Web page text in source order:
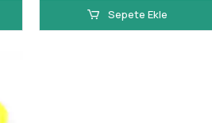
Sepete Ekle